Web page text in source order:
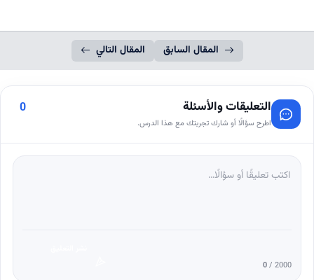
المقال السابق المقال التالي
التعليقات والأسئلة
اطرح سؤالًا أو شارك تجربتك مع هذا الدرس.
0
0/ 2000